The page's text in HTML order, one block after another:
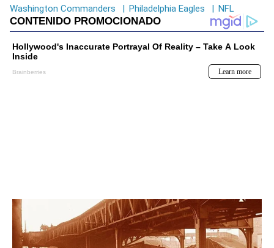
Washington Commanders | Philadelphia Eagles | NFL